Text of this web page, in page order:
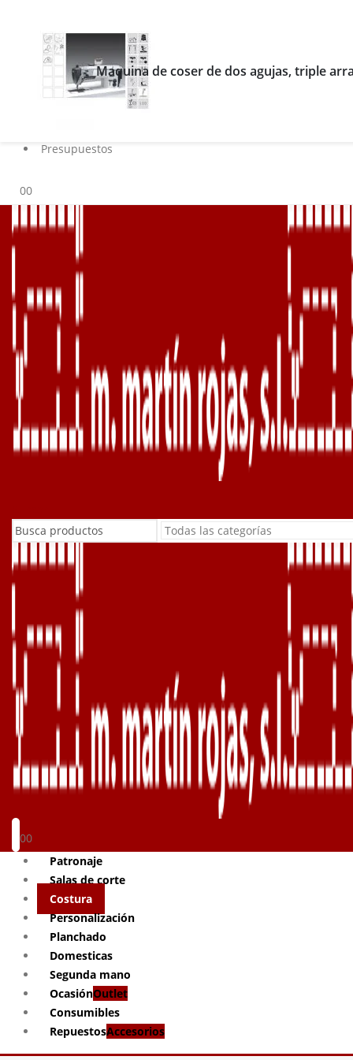
Blog
Servicios
Marcas
Presupuestos
00
00
Patronaje
Salas de corte
Costura
Personalización
Planchado
Domesticas
Segunda mano
OcasiónOutlet
Consumibles
RepuestosAccesorios
Maquina de coser de dos agujas, triple